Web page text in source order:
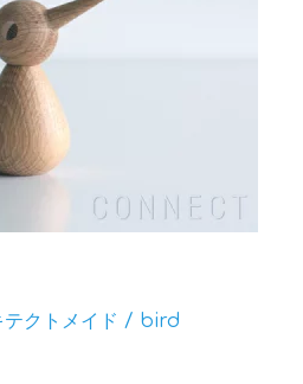
クトメイド / bird